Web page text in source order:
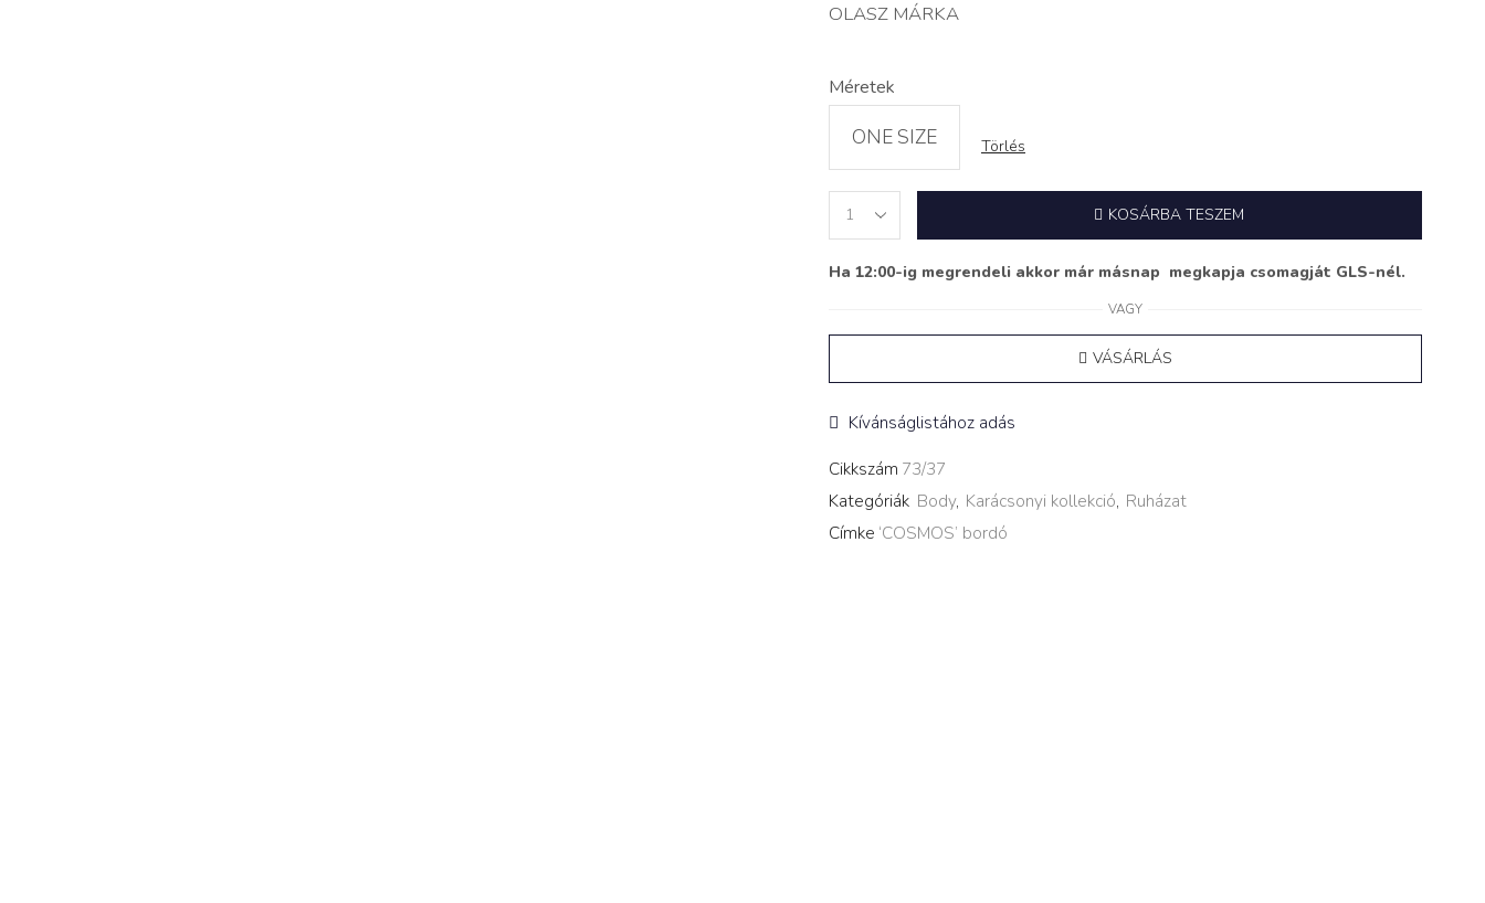
OLASZ MÁRKA
Méretek
ONE SIZE Törlés
Csillagos
‘COSMOS’
quantity
KOSÁRBA TESZEM
Ha 12:00-ig megrendeli akkor már másnap megkapja csomagját GLS-nél.
VAGY
VÁSÁRLÁS
Kívánságlistához adás
Cikkszám 73/37
Kategóriák Body, Karácsonyi kollekció, Ruházat
Címke ‘COSMOS’ bordó